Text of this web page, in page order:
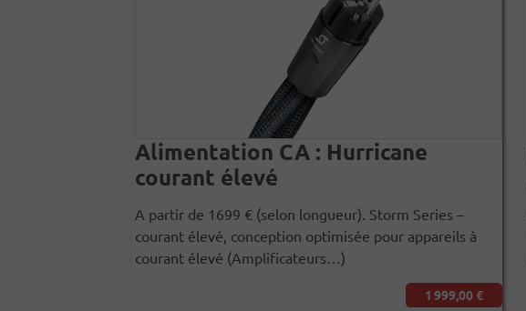
Alimentation CA : Hurricane
courant élevé
A partir de 1699 € (selon longueur). Storm Series –
courant élevé, conception optimisée pour appareils à
courant élevé (Amplificateurs…)
1 999,00 €